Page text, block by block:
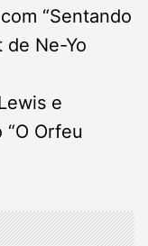
“Sentando
de Ne-Yo
e
Orfeu